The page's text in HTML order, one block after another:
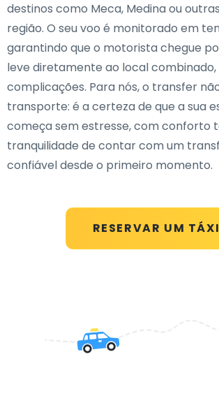
RESERVAR UM TÁXI
destinos como Meca, Medina ou
região. O seu voo é monitorado em
garantindo que o motorista chegue
leve diretamente ao local combinado,
complicações. Para nós, o transfer
transporte: é a certeza de que a sua
começa sem estresse, com conforto
tranquilidade de contar com um
confiável desde o primeiro momento.